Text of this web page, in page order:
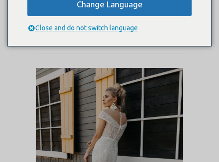
BIRGITTA
Change Language
Close and do not switch language